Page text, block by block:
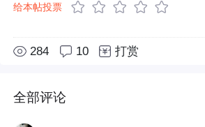
给本帖投票
284 10 打赏
全部评论